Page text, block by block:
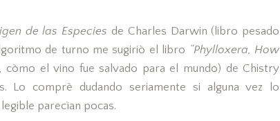
de las Especies de Charles Darwin (libro pesado
de turno me sugiriò el libro “Phylloxera, How
còmo el vino fue salvado para el mundo) de Chistry
Lo comprè dudando seriamente si alguna vez lo
parecìan pocas.